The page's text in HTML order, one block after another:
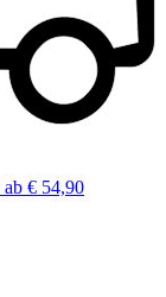
ab € 54,90